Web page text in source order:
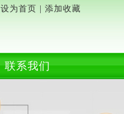
设为首页 添加收藏
联系我们